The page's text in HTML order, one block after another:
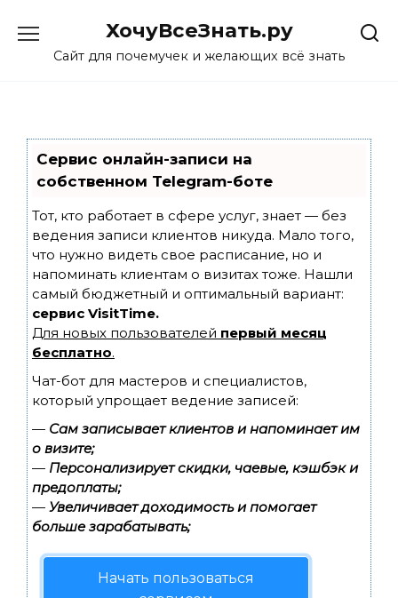
content
ХочуВсеЗнать.ру
Сайт для почемучек и желающих всё знать
Сервис онлайн-записи на
собственном Telegram-боте
Тот, кто работает в сфере услуг, знает — без
ведения записи клиентов никуда. Мало того,
что нужно видеть свое расписание, но и
напоминать клиентам о визитах тоже. Нашли
самый бюджетный и оптимальный вариант:
сервис VisitTime.
Для новых пользователей первый месяц
бесплатно.
Чат-бот для мастеров и специалистов,
который упрощает ведение записей:
— Сам записывает клиентов и напоминает им
о визите;
— Персонализирует скидки, чаевые, кэшбэк и
предоплаты;
— Увеличивает доходимость и помогает
больше зарабатывать;
Начать пользоваться